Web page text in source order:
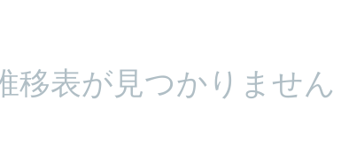
移表が見つかりません